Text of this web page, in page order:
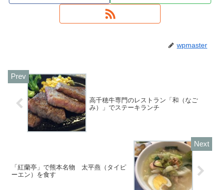
wpmaster
高千穂牛専門のレストラン「和（なご
み）」でステーキランチ
「紅蘭亭」で熊本名物 太平燕（タイピ
ーエン）を食す